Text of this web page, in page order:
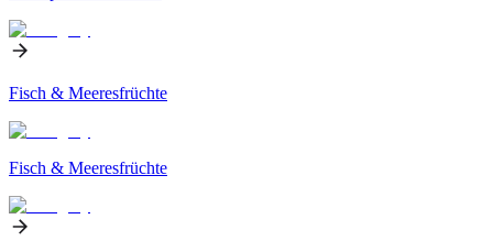
Fisch & Meeresfrüchte
Fisch & Meeresfrüchte